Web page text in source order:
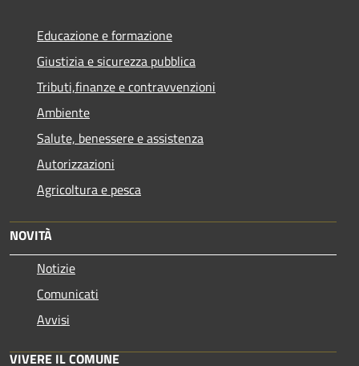
Educazione e formazione
Giustizia e sicurezza pubblica
Tributi,finanze e contravvenzioni
Ambiente
Salute, benessere e assistenza
Autorizzazioni
Agricoltura e pesca
NOVITÀ
Notizie
Comunicati
Avvisi
VIVERE IL COMUNE